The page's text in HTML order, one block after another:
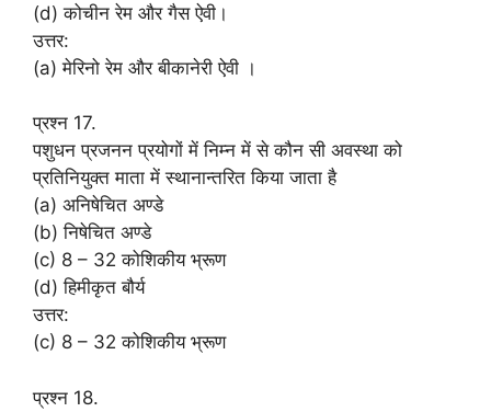
(d) कोचीन रेम और गैस ऐवी।
उत्तर:
(a) मेरिनो रेम और बीकानेरी ऐवी ।
प्रश्न 17.
पशुधन प्रजनन प्रयोगों में निम्न में से कौन सी अवस्था को
प्रतिनियुक्त माता में स्थानान्तरित किया जाता है
(a) अनिषेचित अण्डे
(b) निषेचित अण्डे
(c) 8 – 32 कोशिकीय भ्रूण
(d) हिमीकृत बौर्य
उत्तर:
(c) 8 – 32 कोशिकीय भ्रूण
प्रश्न 18.